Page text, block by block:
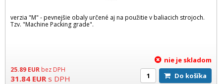
verzia "M" - pevnejšie obaly určené aj na použitie v baliacich strojoch.
Tzv. "Machine Packing grade".
25.89 EUR bez DPH
31.84 EUR s DPH
nie je skladom
Do košíka